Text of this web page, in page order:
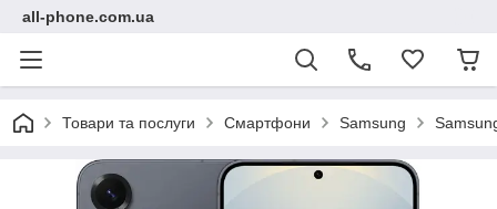
all-phone.com.ua
Товари та послуги Смартфони Samsung